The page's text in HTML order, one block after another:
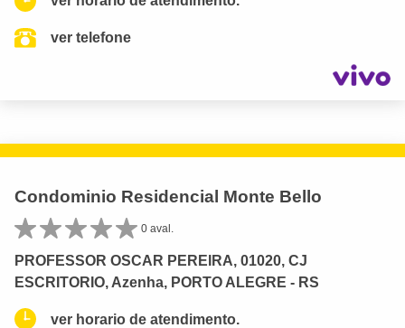
ver telefone
Condominio Residencial Monte Bello
0 aval.
PROFESSOR OSCAR PEREIRA, 01020, CJ
ESCRITORIO, Azenha, PORTO ALEGRE - RS
ver horario de atendimento.